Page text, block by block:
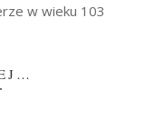
w wieku 103